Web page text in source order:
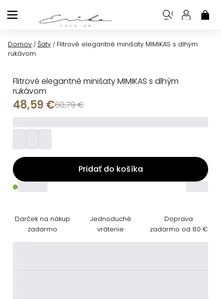
na
Domov / Šaty / Flitrové elegantné minišaty MIMIKAS s dlhým
rukávom
Flitrové elegantné minišaty MIMIKAS s dlhým
rukávom
60,79 €
48,59 €
Pridať do košíka
Darček na nákup
zadarmo
Jednoduché
vrátenie
Doprava
zadarmo od 80 €